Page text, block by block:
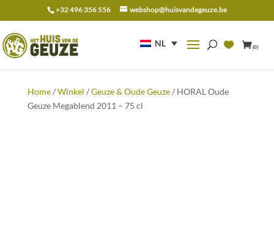
+32 496 356 556 webshop@huisvandegeuze.be
NL (0)
naar:
Home/Winkel /Geuze & Oude Geuze/ HORAL Oude
Geuze Megablend 2011 – 75 cl